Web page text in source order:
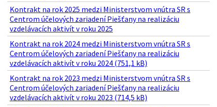
Kontrakt na rok 2025 medzi Ministerstvom vnútra SR s
Centrom účelových zariadení Piešťany na realizáciu
vzdelávacích aktivít v roku 2025
Kontrakt na rok 2024 medzi Ministerstvom vnútra SR s
Centrom účelových zariadení Piešťany na realizáciu
vzdelávacích aktivít v roku 2024 (751,1 kB)
Kontrakt na rok 2023 medzi Ministerstvom vnútra SR s
Centrom účelových zariadení Piešťany na realizáciu
vzdelávacích aktivít v roku 2023 (714,5 kB)